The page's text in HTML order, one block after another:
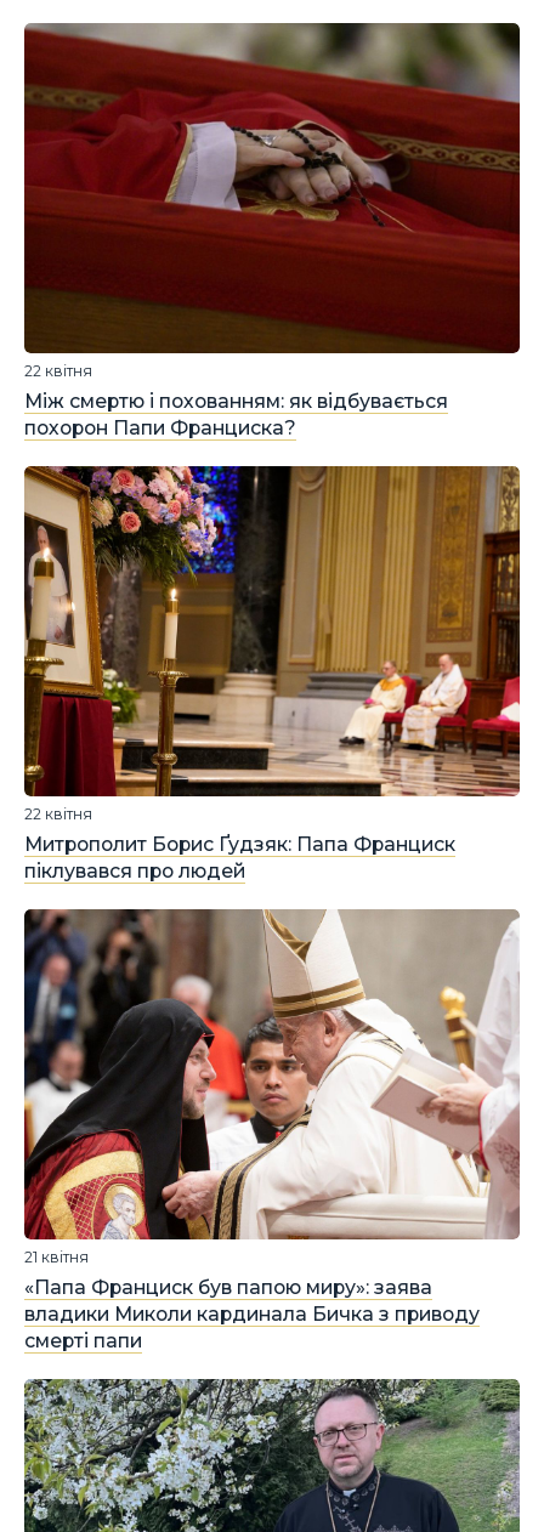
Між смертю і похованням: як відбувається
похорон Папи Франциска?
22 квітня
Митрополит Борис Ґудзяк: Папа Франциск
піклувався про людей
22 квітня
«Папа Франциск був папою миру»: заява
владики Миколи кардинала Бичка з приводу
смерті папи
21 квітня